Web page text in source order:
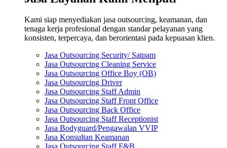
Kami siap menyediakan jasa outsourcing, keamanan, dan
tenaga kerja profesional dengan standar pelayanan yang
konsisten, terpercaya, dan berorientasi pada kepuasan klien.
Jasa Outsourcing Security/ Satpam
Jasa Outsourcing Cleaning Service
Jasa Outsourcing Office Boy (OB)
Jasa Outsourcing Driver
Jasa Outsourcing Staff Admin
Jasa Outsourcing Staff Front Office
Jasa Outsourcing Back Office
Jasa Outsourcing Staff Receptionist
Jasa Bodyguard/Pengawalan VVIP
Jasa Konsultan Keamanan